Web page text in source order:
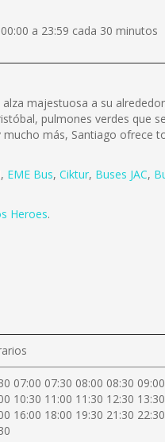
a 23:59 cada 30 minutos
majestuosa a su
pulmones verdes que
más, Santiago ofrece
, EME Bus, Ciktur, Buses JAC,
Heroes.
07:00 07:30 08:00 08:30
10:30 11:00 11:30 12:30
16:00 18:00 19:30 21:30